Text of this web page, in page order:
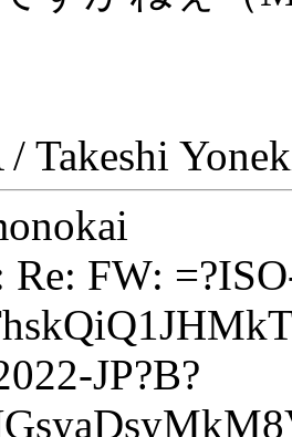
Takeshi
Re: FW:
JP?B?